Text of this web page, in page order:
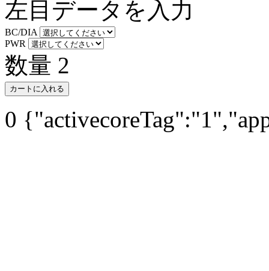
左目データを入力
BC/DIA
PWR
数量 2
カートに入れる
0